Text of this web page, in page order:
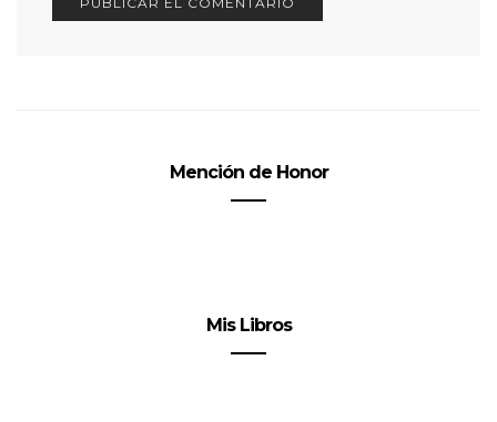
Mención de Honor
Mis Libros